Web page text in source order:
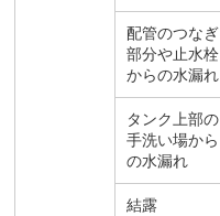
配管のつなぎ
部分や止水栓
からの水漏れ
タンク上部の
手洗い場から
の水漏れ
結露